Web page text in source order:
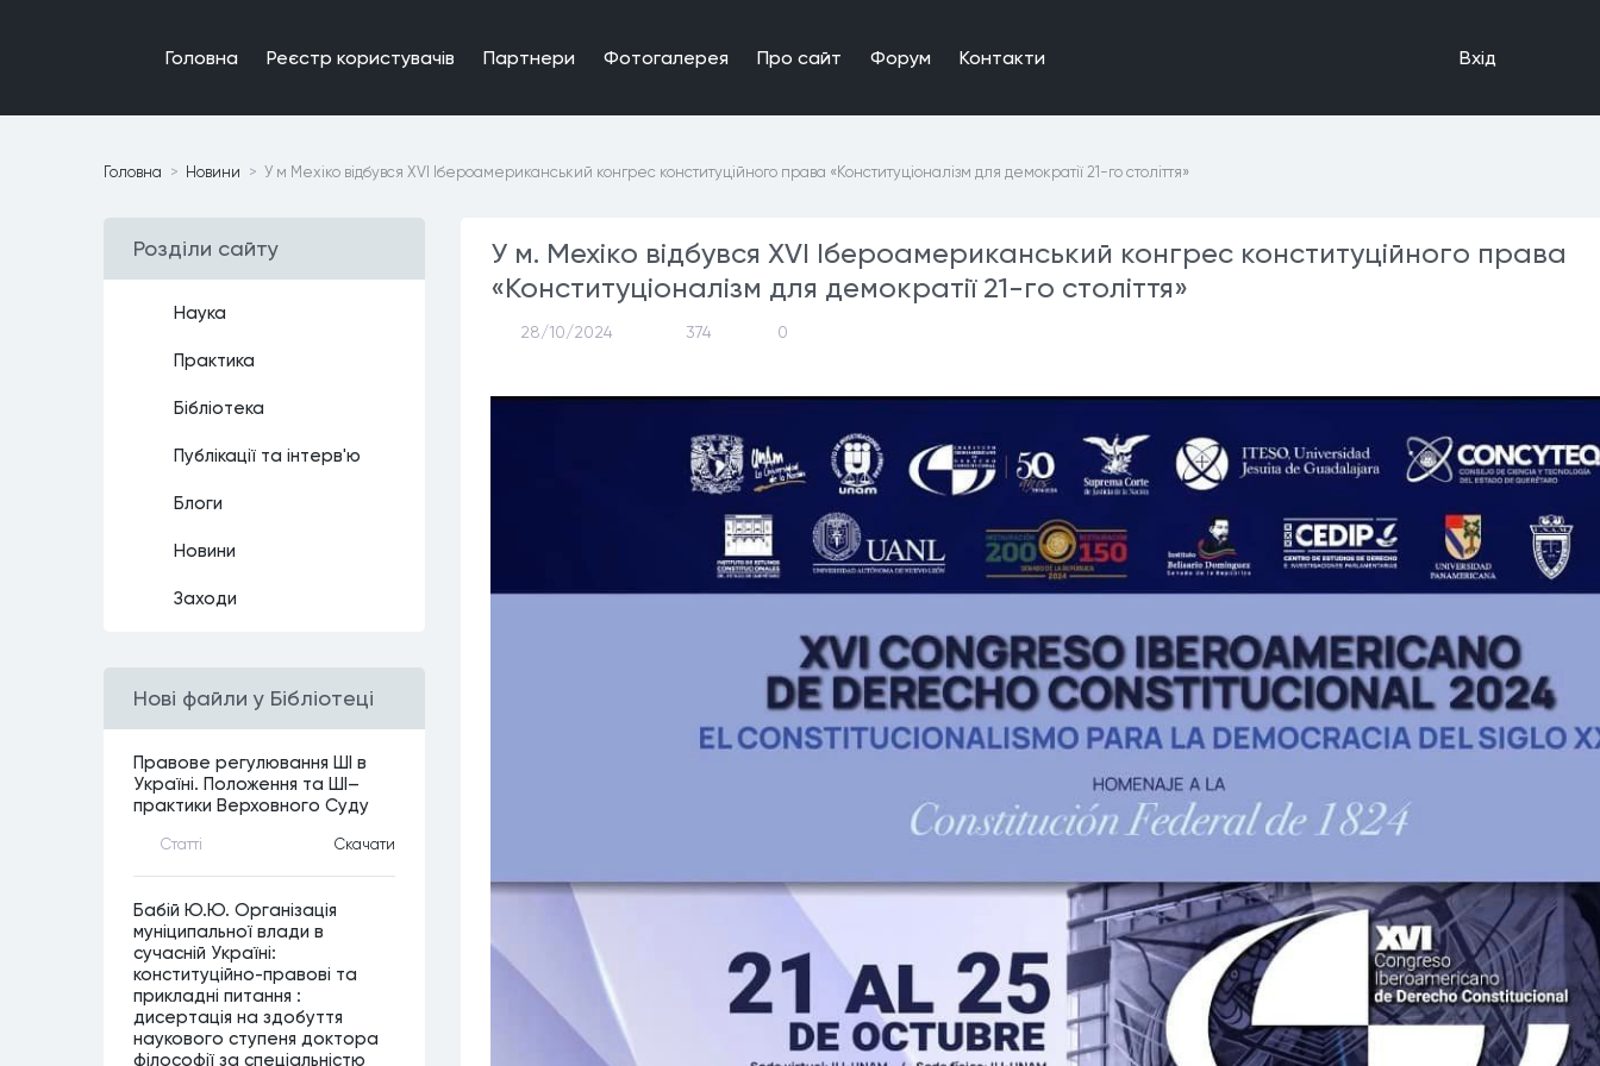
Головна Реєстр користувачiв Партнери Фотогалерея Про сайт Форум Контакти Вхiд
Головна Новини У м Мехіко відбувся XVI Ібероамериканський конгрес конституційного права «Конституціоналізм для демократії 21-го століття»
Роздiли сайту
Наука
Практика
Бiблiотека
Публiкацiї та iнтерв'ю
Блоги
Новини
Заходи
Нові файли у Бібліотеці
Правове регулювання ШІ в
Україні. Положення та ШІ–
практики Верховного Суду
Статтi Скачати
Бабій Ю.Ю. Організація
муніципальної влади в
сучасній Україні:
конституційно-правові та
прикладні питання :
дисертація на здобуття
наукового ступеня доктора
філософії за спеціальністю
У м. Мехіко відбувся XVI Ібероамериканський конгрес конституційного права
«Конституціоналізм для демократії 21-го століття»
28/10/2024 374 0